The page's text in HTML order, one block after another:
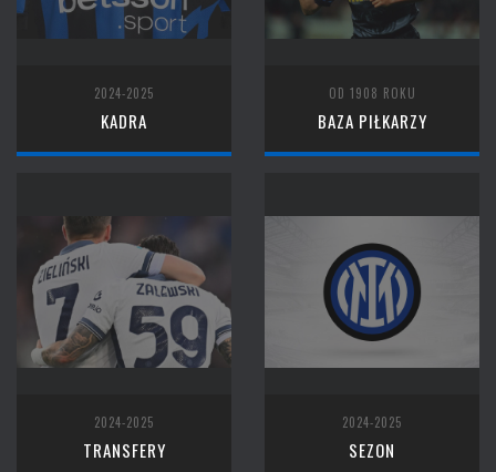
2024-2025
KADRA
OD 1908 ROKU
BAZA PIŁKARZY
2024-2025
TRANSFERY
2024-2025
SEZON